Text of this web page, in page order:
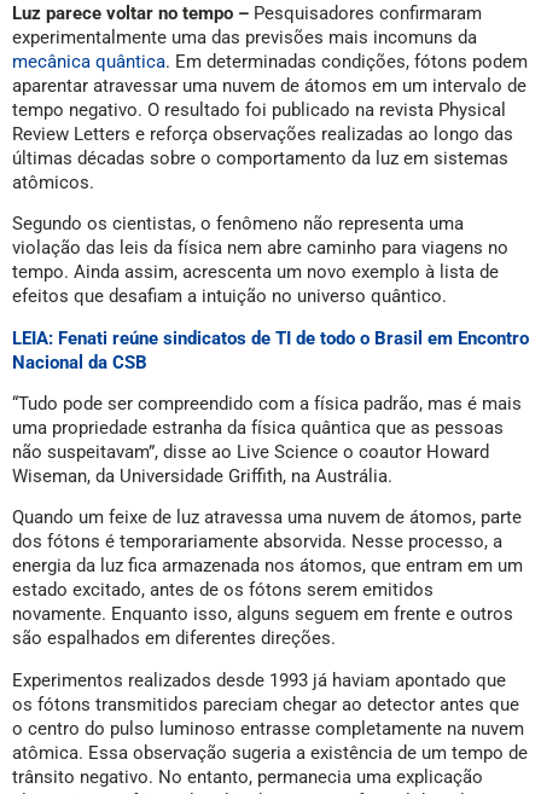
Luz parece voltar no tempo – Pesquisadores confirmaram
experimentalmente uma das previsões mais incomuns da
mecânica quântica. Em determinadas condições, fótons podem
aparentar atravessar uma nuvem de átomos em um intervalo de
tempo negativo. O resultado foi publicado na revista Physical
Review Letters e reforça observações realizadas ao longo das
últimas décadas sobre o comportamento da luz em sistemas
atômicos.
Segundo os cientistas, o fenômeno não representa uma
violação das leis da física nem abre caminho para viagens no
tempo. Ainda assim, acrescenta um novo exemplo à lista de
efeitos que desafiam a intuição no universo quântico.
LEIA: Fenati reúne sindicatos de TI de todo o Brasil em Encontro
Nacional da CSB
“Tudo pode ser compreendido com a física padrão, mas é mais
uma propriedade estranha da física quântica que as pessoas
não suspeitavam”, disse ao Live Science o coautor Howard
Wiseman, da Universidade Griffith, na Austrália.
Quando um feixe de luz atravessa uma nuvem de átomos, parte
dos fótons é temporariamente absorvida. Nesse processo, a
energia da luz fica armazenada nos átomos, que entram em um
estado excitado, antes de os fótons serem emitidos
novamente. Enquanto isso, alguns seguem em frente e outros
são espalhados em diferentes direções.
Experimentos realizados desde 1993 já haviam apontado que
os fótons transmitidos pareciam chegar ao detector antes que
o centro do pulso luminoso entrasse completamente na nuvem
atômica. Essa observação sugeria a existência de um tempo de
trânsito negativo. No entanto, permanecia uma explicação